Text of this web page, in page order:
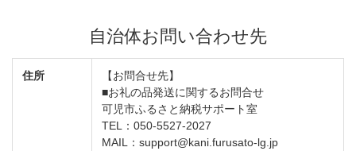
自治体お問い合わせ先
住所
【お問合せ先】
■お礼の品発送に関するお問合せ
可児市ふるさと納税サポート室
TEL：050-5527-2027
MAIL：support@kani.furusato-lg.jp